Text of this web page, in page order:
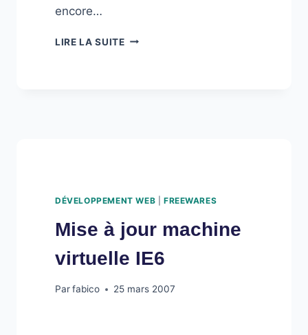
encore…
LIRE LA SUITECALENDAREXTENDER
DÉVELOPPEMENT WEB FREEWARES
Mise à jour machine
virtuelle IE6
Parfabico 25 mars 2007